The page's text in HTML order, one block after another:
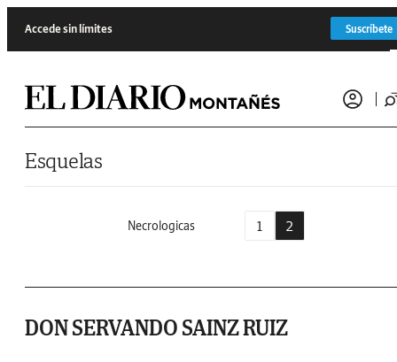
Accede sin límites Suscríbete
Esquelas
Necrologicas 1 2
DON SERVANDO SAINZ RUIZ